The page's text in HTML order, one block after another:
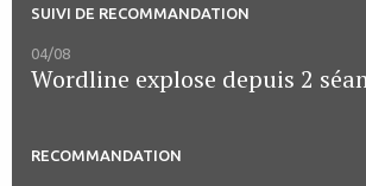
SUIVI DE RECOMMANDATION
04/08
Wordline explose depuis 2
RECOMMANDATION